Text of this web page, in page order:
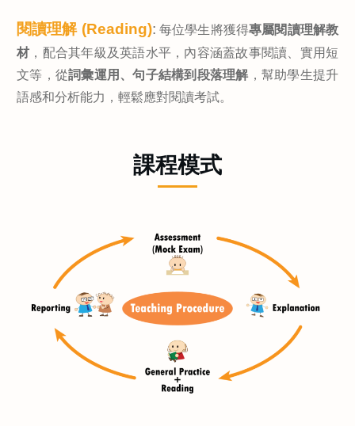
閱讀理解 (Reading): 每位學生將獲得專屬閱讀理解教
材 ，配合其年級及英語水平，內容涵蓋故事閱讀、實用短
文等，從詞彙運用、句子結構到段落理解，幫助學生提升
語感和分析能力，輕鬆應對閱讀考試。
課程模式